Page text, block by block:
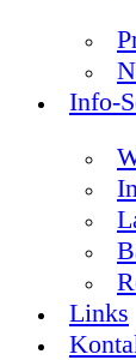
Info-
Links